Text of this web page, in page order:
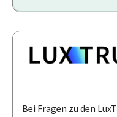
Bei Fragen zu den